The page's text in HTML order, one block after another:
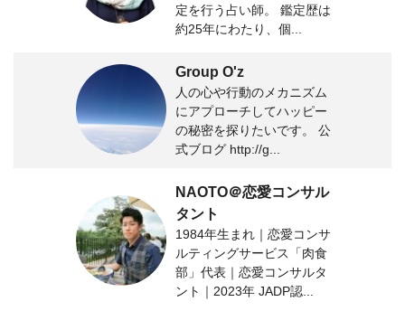
定を行う占い師。 鑑定歴は
約25年にわたり、個...
Group O'z
人の心や行動のメカニズム
にアプローチしてハッピー
の秘密を探りたいです。 公
式ブログ http://g...
NAOTO＠恋愛コンサル
タント
1984年生まれ｜恋愛コンサ
ルティングサービス「肉食
部」代表｜恋愛コンサルタ
ント｜2023年 JADP認...